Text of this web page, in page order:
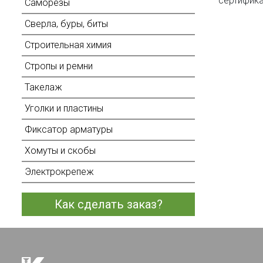
Саморезы
Сверла, буры, биты
Строительная химия
Стропы и ремни
Такелаж
Уголки и пластины
Фиксатор арматуры
Хомуты и скобы
Электрокрепеж
Как сделать заказ?